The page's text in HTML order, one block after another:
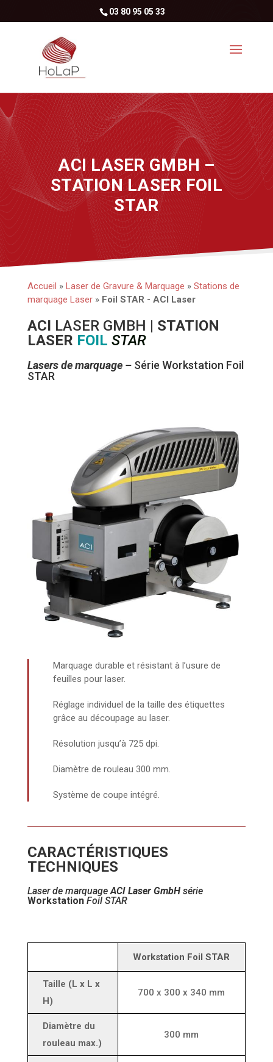
03 80 95 05 33
ACI LASER GMBH –
STATION LASER FOIL
STAR
Accueil » Laser de Gravure & Marquage » Stations de
marquage Laser» Foil STAR - ACI Laser
ACI LASER GMBH | STATION
LASER FOIL STAR
Lasers de marquage – Série Workstation Foil
STAR
Marquage durable et résistant à l’usure de
feuilles pour laser.
Réglage individuel de la taille des étiquettes
grâce au découpage au laser.
Résolution jusqu’à 725 dpi.
Diamètre de rouleau 300 mm.
Système de coupe intégré.
CARACTÉRISTIQUES
TECHNIQUES
Laser de marquageACI Laser GmbHsérie
Workstation Foil STAR
Workstation Foil STAR
Taille (L x L x
H)
700 x 300 x 340 mm
Diamètre du
rouleau max.)
300 mm